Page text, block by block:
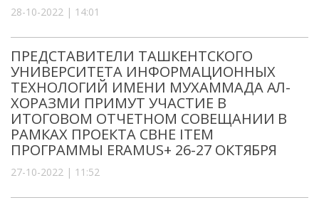
28-10-2022 | 14:01
ПРЕДСТАВИТЕЛИ ТАШКЕНТСКОГО
УНИВЕРСИТЕТА ИНФОРМАЦИОННЫХ
ТЕХНОЛОГИЙ ИМЕНИ МУХАММАДА АЛ-
ХОРАЗМИ ПРИМУТ УЧАСТИЕ В
ИТОГОВОМ ОТЧЕТНОМ СОВЕЩАНИИ В
РАМКАХ ПРОЕКТА CBHE ITEM
ПРОГРАММЫ ERAMUS+ 26-27 ОКТЯБРЯ
27-10-2022 | 11:52